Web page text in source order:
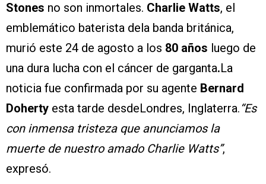
Stones no son inmortales. Charlie Watts, el
emblemático baterista dela banda británica,
murió este 24 de agosto a los 80 años luego de
una dura lucha con el cáncer de garganta.La
noticia fue confirmada por su agente Bernard
Doherty esta tarde desdeLondres, Inglaterra.“Es
con inmensa tristeza que anunciamos la
muerte de nuestro amado Charlie Watts”,
expresó.